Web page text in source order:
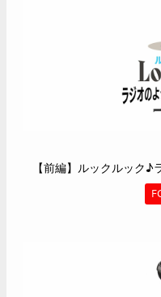
【前編】ルックルック